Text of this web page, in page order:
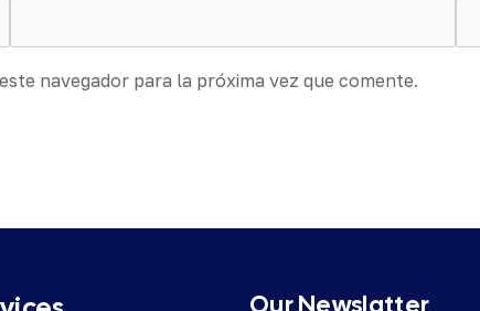
navegador para la próxima vez que comente.
Our Newslatter